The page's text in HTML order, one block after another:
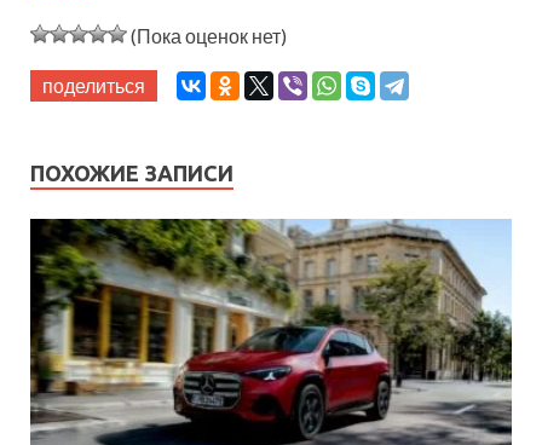
(Пока оценок нет)
поделиться
ПОХОЖИЕ ЗАПИСИ